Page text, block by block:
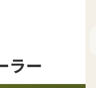
ラー